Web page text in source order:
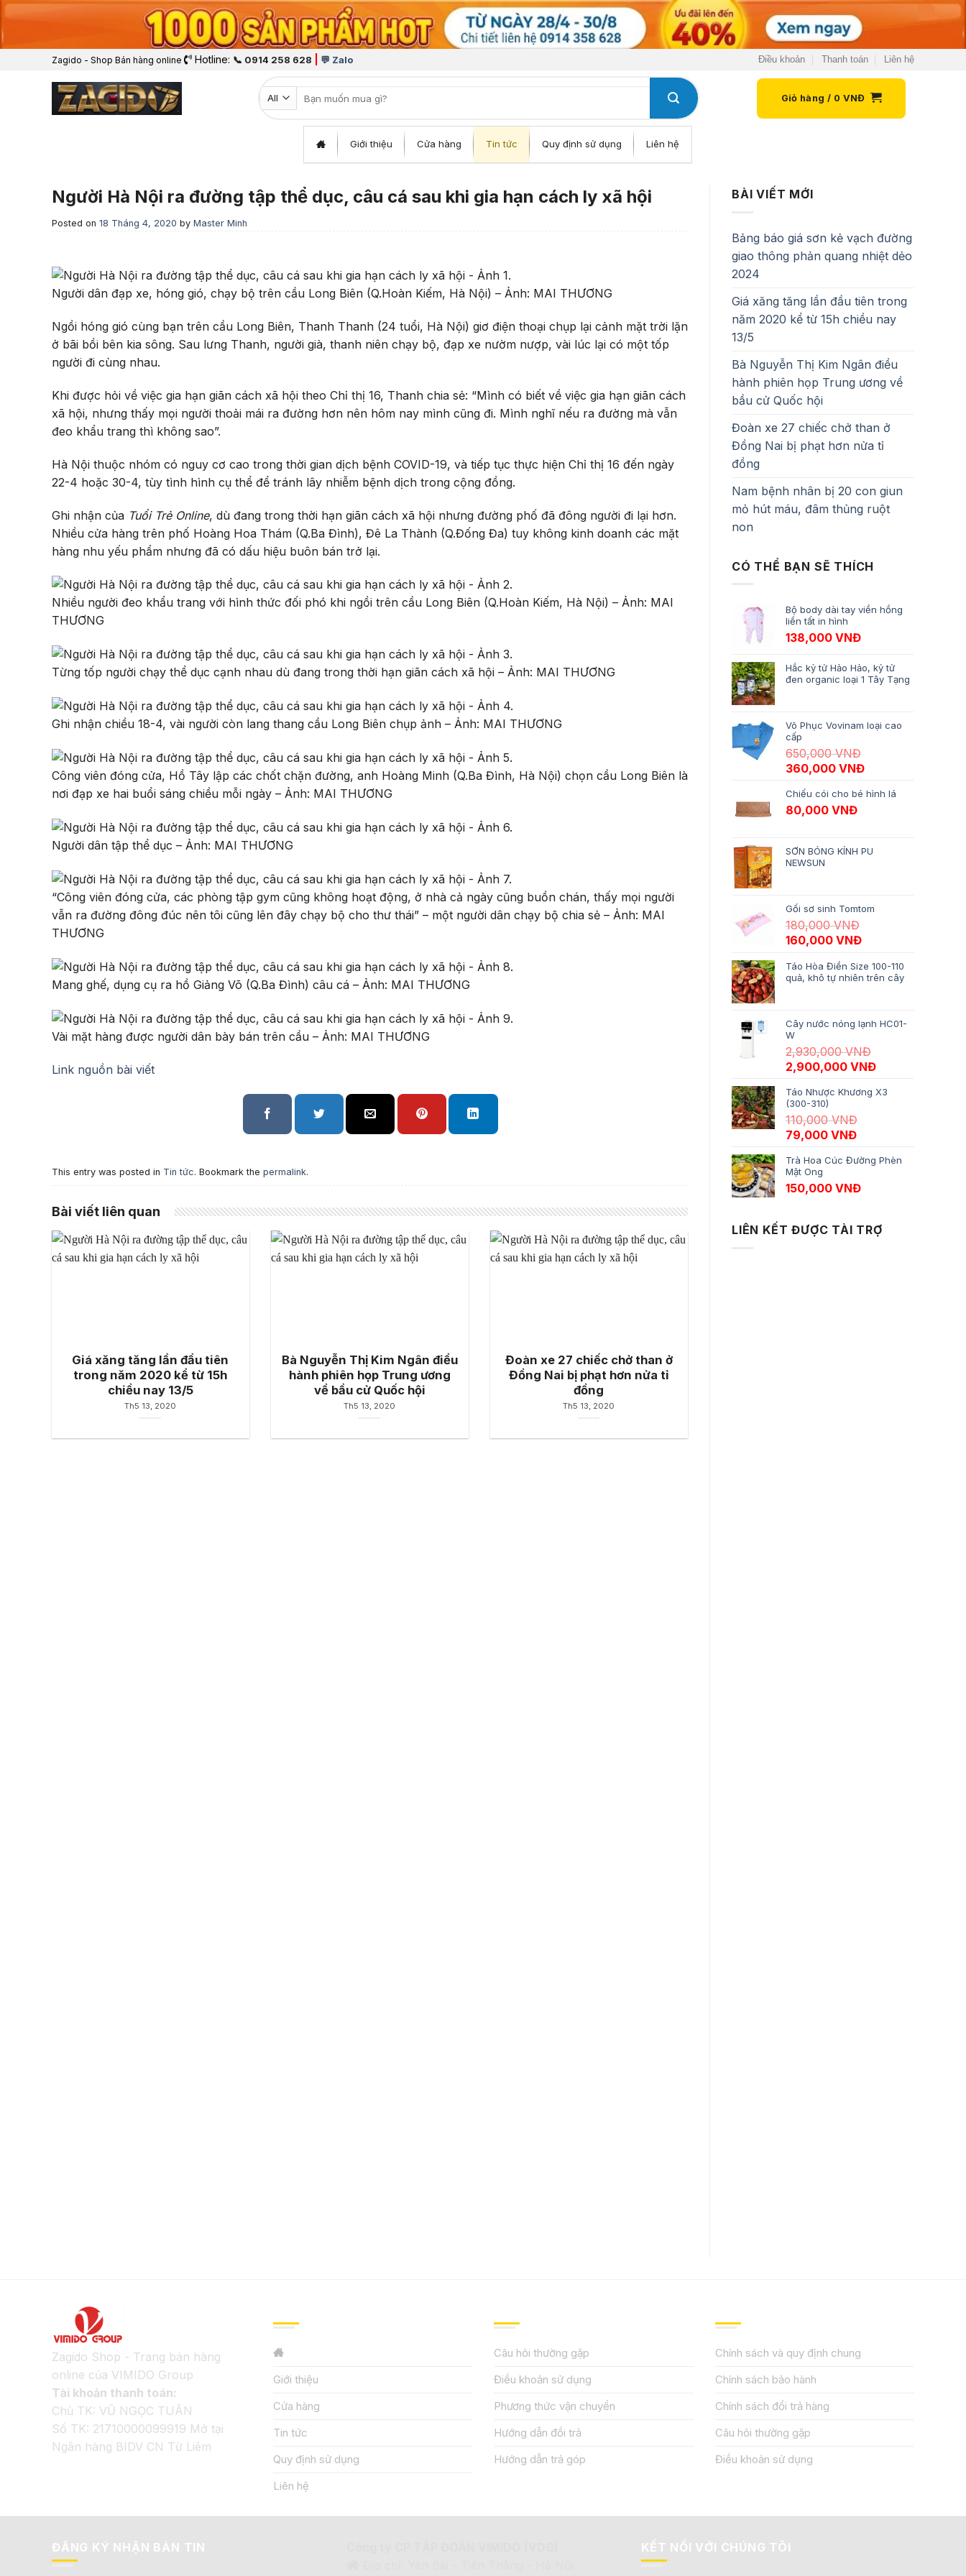
Zagido - Shop Bán hàng online Hotline: 📞 0914 258 628 💬 Zalo Điều khoản Thanh toán Liên hệ
Tìm kiếm:
Giỏ hàng / 0 VNĐ
Giới thiệu Cửa hàng Tin tức Quy định sử dụng Liên hệ
Người Hà Nội ra đường tập thể dục, câu cá sau khi gia hạn cách ly xã hội
Posted on 18 Tháng 4, 2020 by Master Minh
Người dân đạp xe, hóng gió, chạy bộ trên cầu Long Biên (Q.Hoàn Kiếm, Hà Nội) – Ảnh: MAI THƯƠNG
Ngồi hóng gió cùng bạn trên cầu Long Biên, Thanh Thanh (24 tuổi, Hà Nội) giơ điện thoại chụp lại cảnh mặt trời lặn
ở bãi bồi bên kia sông. Sau lưng Thanh, người già, thanh niên chạy bộ, đạp xe nườm nượp, vài lúc lại có một tốp
người đi cùng nhau.
Khi được hỏi về việc gia hạn giãn cách xã hội theo Chỉ thị 16, Thanh chia sẻ: “Mình có biết về việc gia hạn giãn cách
xã hội, nhưng thấy mọi người thoải mái ra đường hơn nên hôm nay mình cũng đi. Mình nghĩ nếu ra đường mà vẫn
đeo khẩu trang thì không sao”.
Hà Nội thuộc nhóm có nguy cơ cao trong thời gian dịch bệnh COVID-19, và tiếp tục thực hiện Chỉ thị 16 đến ngày
22-4 hoặc 30-4, tùy tình hình cụ thể để tránh lây nhiễm bệnh dịch trong cộng đồng.
Ghi nhận của Tuổi Trẻ Online, dù đang trong thời hạn giãn cách xã hội nhưng đường phố đã đông người đi lại hơn.
Nhiều cửa hàng trên phố Hoàng Hoa Thám (Q.Ba Đình), Đê La Thành (Q.Đống Đa) tuy không kinh doanh các mặt
hàng nhu yếu phẩm nhưng đã có dấu hiệu buôn bán trở lại.
Nhiều người đeo khẩu trang với hình thức đối phó khi ngồi trên cầu Long Biên (Q.Hoàn Kiếm, Hà Nội) – Ảnh: MAI
THƯƠNG
Từng tốp người chạy thể dục cạnh nhau dù đang trong thời hạn giãn cách xã hội – Ảnh: MAI THƯƠNG
Ghi nhận chiều 18-4, vài người còn lang thang cầu Long Biên chụp ảnh – Ảnh: MAI THƯƠNG
Công viên đóng cửa, Hồ Tây lập các chốt chặn đường, anh Hoàng Minh (Q.Ba Đình, Hà Nội) chọn cầu Long Biên là
nơi đạp xe hai buổi sáng chiều mỗi ngày – Ảnh: MAI THƯƠNG
Người dân tập thể dục – Ảnh: MAI THƯƠNG
“Công viên đóng cửa, các phòng tập gym cũng không hoạt động, ở nhà cả ngày cũng buồn chán, thấy mọi người
vẫn ra đường đông đúc nên tôi cũng lên đây chạy bộ cho thư thái” – một người dân chạy bộ chia sẻ – Ảnh: MAI
THƯƠNG
Mang ghế, dụng cụ ra hồ Giảng Võ (Q.Ba Đình) câu cá – Ảnh: MAI THƯƠNG
Vài mặt hàng được người dân bày bán trên cầu – Ảnh: MAI THƯƠNG
Link nguồn bài viết
This entry was posted in Tin tức. Bookmark the permalink.
Bài viết liên quan
Giá xăng tăng lần đầu tiên
trong năm 2020 kể từ 15h
chiều nay 13/5
Th5 13, 2020
Bà Nguyễn Thị Kim Ngân điều
hành phiên họp Trung ương
về bầu cử Quốc hội
Th5 13, 2020
Đoàn xe 27 chiếc chở than ở
Đồng Nai bị phạt hơn nửa tỉ
đồng
Th5 13, 2020
BÀI VIẾT MỚI
Bảng báo giá sơn kẻ vạch đường
giao thông phản quang nhiệt dẻo
2024
Giá xăng tăng lần đầu tiên trong
năm 2020 kể từ 15h chiều nay
13/5
Bà Nguyễn Thị Kim Ngân điều
hành phiên họp Trung ương về
bầu cử Quốc hội
Đoàn xe 27 chiếc chở than ở
Đồng Nai bị phạt hơn nửa tỉ
đồng
Nam bệnh nhân bị 20 con giun
mỏ hút máu, đâm thủng ruột
non
CÓ THỂ BẠN SẼ THÍCH
Bộ body dài tay viền hồng
liền tất in hình
138,000 VNĐ
Hắc kỷ tử Hảo Hảo, kỷ tử
đen organic loại 1 Tây Tạng
Võ Phục Vovinam loại cao
cấp
650,000VNĐ
Giá gốc là: 650,000 VNĐ.
360,000 VNĐGiá hiện tại là:
Chiếu cói cho bé hình lá
80,000 VNĐ
SƠN BÓNG KÍNH PU
NEWSUN
Gối sơ sinh Tomtom
180,000VNĐ
Giá gốc là: 180,000 VNĐ.
160,000 VNĐGiá hiện tại là:
Táo Hòa Điền Size 100-110
quả, khô tự nhiên trên cây
Cây nước nóng lạnh HC01-
W
2,930,000VNĐ
Giá gốc là: 2,930,000 VNĐ.
2,900,000 VNĐGiá hiện tại là:
Táo Nhược Khương X3
(300-310)
110,000VNĐ
Giá gốc là: 110,000 VNĐ.
79,000 VNĐGiá hiện tại là:
Trà Hoa Cúc Đường Phèn
Mật Ong
150,000 VNĐ
LIÊN KẾT ĐƯỢC TÀI TRỢ
Zagido Shop - Trang bán hàng
online của VIMIDO Group
Tài khoản thanh toán:
Chủ TK: VŨ NGỌC TUÂN
Số TK: 21710000099919 Mở tại
Ngân hàng BIDV CN Từ Liêm
Giới thiệu
Cửa hàng
Tin tức
Quy định sử dụng
Liên hệ
Câu hỏi thường gặp
Điều khoản sử dụng
Phương thức vận chuyển
Hướng dẫn đổi trả
Hướng dẫn trả góp
Chính sách và quy định chung
Chính sách bảo hành
Chính sách đổi trả hàng
Câu hỏi thường gặp
Điều khoản sử dụng
ĐĂNG KÝ NHẬN BẢN TIN KẾT NỐI VỚI CHÚNG TÔI